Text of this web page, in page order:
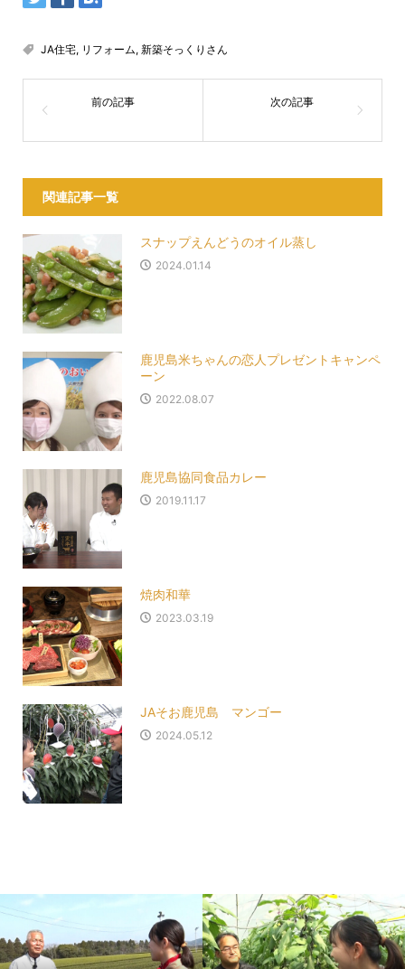
JA住宅, リフォーム, 新築そっくりさん
関連記事一覧
スナップえんどうのオイル蒸し
2024.01.14
鹿児島米ちゃんの恋人プレゼントキャンペ
ーン
2022.08.07
鹿児島協同食品カレー
2019.11.17
焼肉和華
2023.03.19
JAそお鹿児島 マンゴー
2024.05.12